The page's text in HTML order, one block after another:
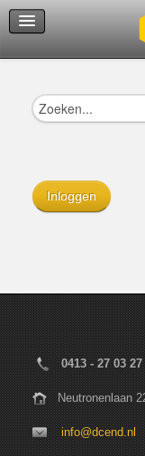
Inloggen
0413 - 27 03 27
Neutronenlaan
info@dcend.nl